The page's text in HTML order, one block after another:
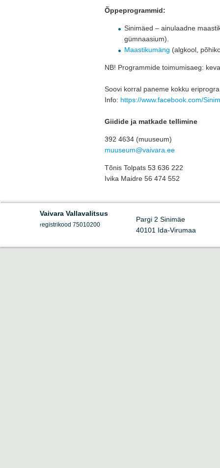
Õppeprogrammid:
Sinimäed – ainulaadne
gümnaasium).
Maastikumäng (algkool,
NB! Programmide toimumisaeg:
Soovi korral paneme kokku
Info: https://www.facebook.com/
Giidide ja matkade tellimine
392 4634 (muuseum)
muuseum@vaivara.ee
Tõnis Tolpats 53 636 222
Ivika Maidre 56 474 552
Vaivara Vallavalitsus
registrikood 75010200
Pargi 2 Sinimäe
40101 Ida-Virumaa